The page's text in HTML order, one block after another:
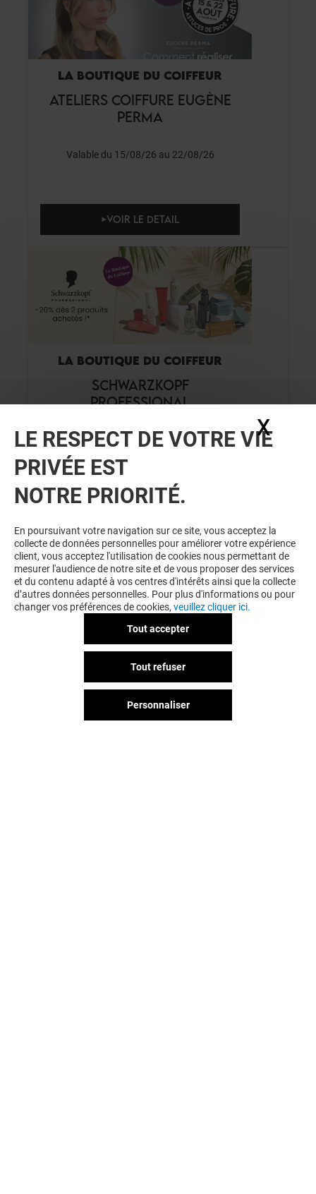
LA BOUTIQUE DU COIFFEUR
ATELIERS COIFFURE EUGÈNE
PERMA
Valable du 15/08/26 au 22/08/26
VOIR LE DETAIL
LA BOUTIQUE DU COIFFEUR
SCHWARZKOPF
PROFESSIONAL
Valable du 01/08/26 au 31/08/26
VOIR LE DETAIL
LA BOUTIQUE DU COIFFEUR
-10% SUR TOUT LE MAGASIN
LE MARDI*
LE RESPECT DE VOTRE VIE
PRIVÉE EST
NOTRE PRIORITÉ.
En poursuivant votre navigation sur ce site, vous acceptez la
collecte de données personnelles pour améliorer votre expérience
client, vous acceptez l'utilisation de cookies nous permettant de
mesurer l'audience de notre site et de vous proposer des services
et du contenu adapté à vos centres d'intérêts ainsi que la collecte
d’autres données personnelles. Pour plus d'informations ou pour
changer vos préférences de cookies, veuillez cliquer ici.
Tout accepter
Tout refuser
Personnaliser
X